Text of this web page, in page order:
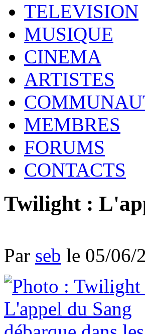
TELEVISION
MUSIQUE
CINEMA
ARTISTES
MEMBRES
FORUMS
CONTACTS
Twilight :
Par seb le 05/06/